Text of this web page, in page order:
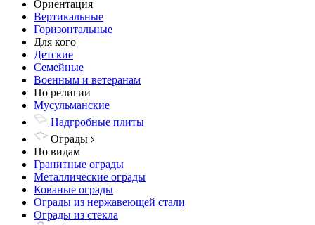
Ориентация
Вертикальные
Горизонтальные
Для кого
Детские
Семейные
Военным и ветеранам
По религии
Мусульманские
Надгробные плиты
Ограды
По видам
Гранитные ограды
Металлические ограды
Кованые ограды
Ограды из нержавеющей стали
Ограды из стекла